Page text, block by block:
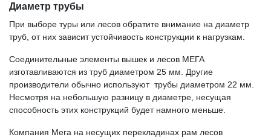
Диаметр трубы
При выборе туры или лесов обратите внимание на диаметр
труб, от них зависит устойчивость конструкции к нагрузкам.
Соединительные элементы вышек и лесов МЕГА
изготавливаются из труб диаметром 25 мм. Другие
производители обычно используют трубы диаметром 22 мм.
Несмотря на небольшую разницу в диаметре, несущая
способность этих конструкций будет намного меньше.
Компания Мега на несущих перекладинах рам лесов